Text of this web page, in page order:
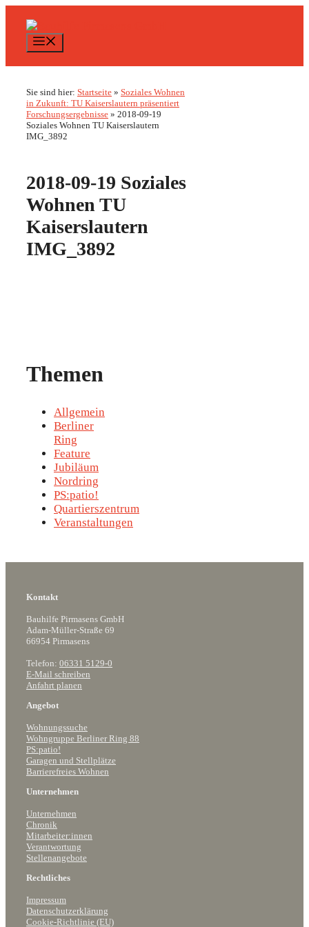
Inhalt
springen
Sie sind hier: Startseite » Soziales Wohnen
in Zukunft: TU Kaiserslautern präsentiert
Forschungsergebnisse » 2018-09-19
Soziales Wohnen TU Kaiserslautern
IMG_3892
2018-09-19 Soziales
Wohnen TU
Kaiserslautern
IMG_3892
Themen
Allgemein
Berliner
Ring
Feature
Jubiläum
Nordring
PS:patio!
Quartierszentrum
Veranstaltungen
Kontakt
Bauhilfe Pirmasens GmbH
Adam-Müller-Straße 69
66954 Pirmasens
Telefon: 06331 5129-0
E-Mail schreiben
Anfahrt planen
Angebot
Wohnungssuche
Wohngruppe Berliner Ring 88
PS:patio!
Garagen und Stellplätze
Barrierefreies Wohnen
Unternehmen
Unternehmen
Chronik
Mitarbeiter:innen
Verantwortung
Stellenangebote
Rechtliches
Impressum
Datenschutzerklärung
Cookie-Richtlinie (EU)